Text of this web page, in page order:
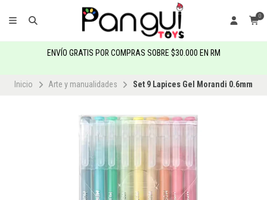
0
ENVÍO GRATIS POR COMPRAS SOBRE $30.000 EN RM
Inicio Arte y manualidades Set 9 Lapices Gel Morandi 0.6mm